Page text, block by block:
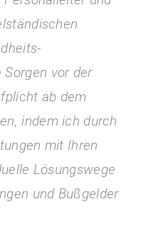
Sorgen vor der
ab dem
indem ich durch
mit Ihren
Lösungswege
und Bußgelder